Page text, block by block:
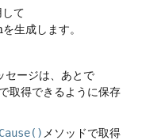
て
成します。
セージは、あとで
取得できるように保存
メソッドで取得